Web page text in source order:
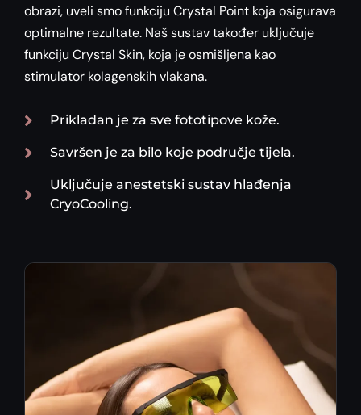
obrazi, uveli smo funkciju Crystal Point koja osigurava
optimalne rezultate. Naš sustav također uključuje
funkciju Crystal Skin, koja je osmišljena kao
stimulator kolagenskih vlakana.
Prikladan je za sve fototipove kože.
Savršen je za bilo koje područje tijela.
Uključuje anestetski sustav hlađenja
CryoCooling.